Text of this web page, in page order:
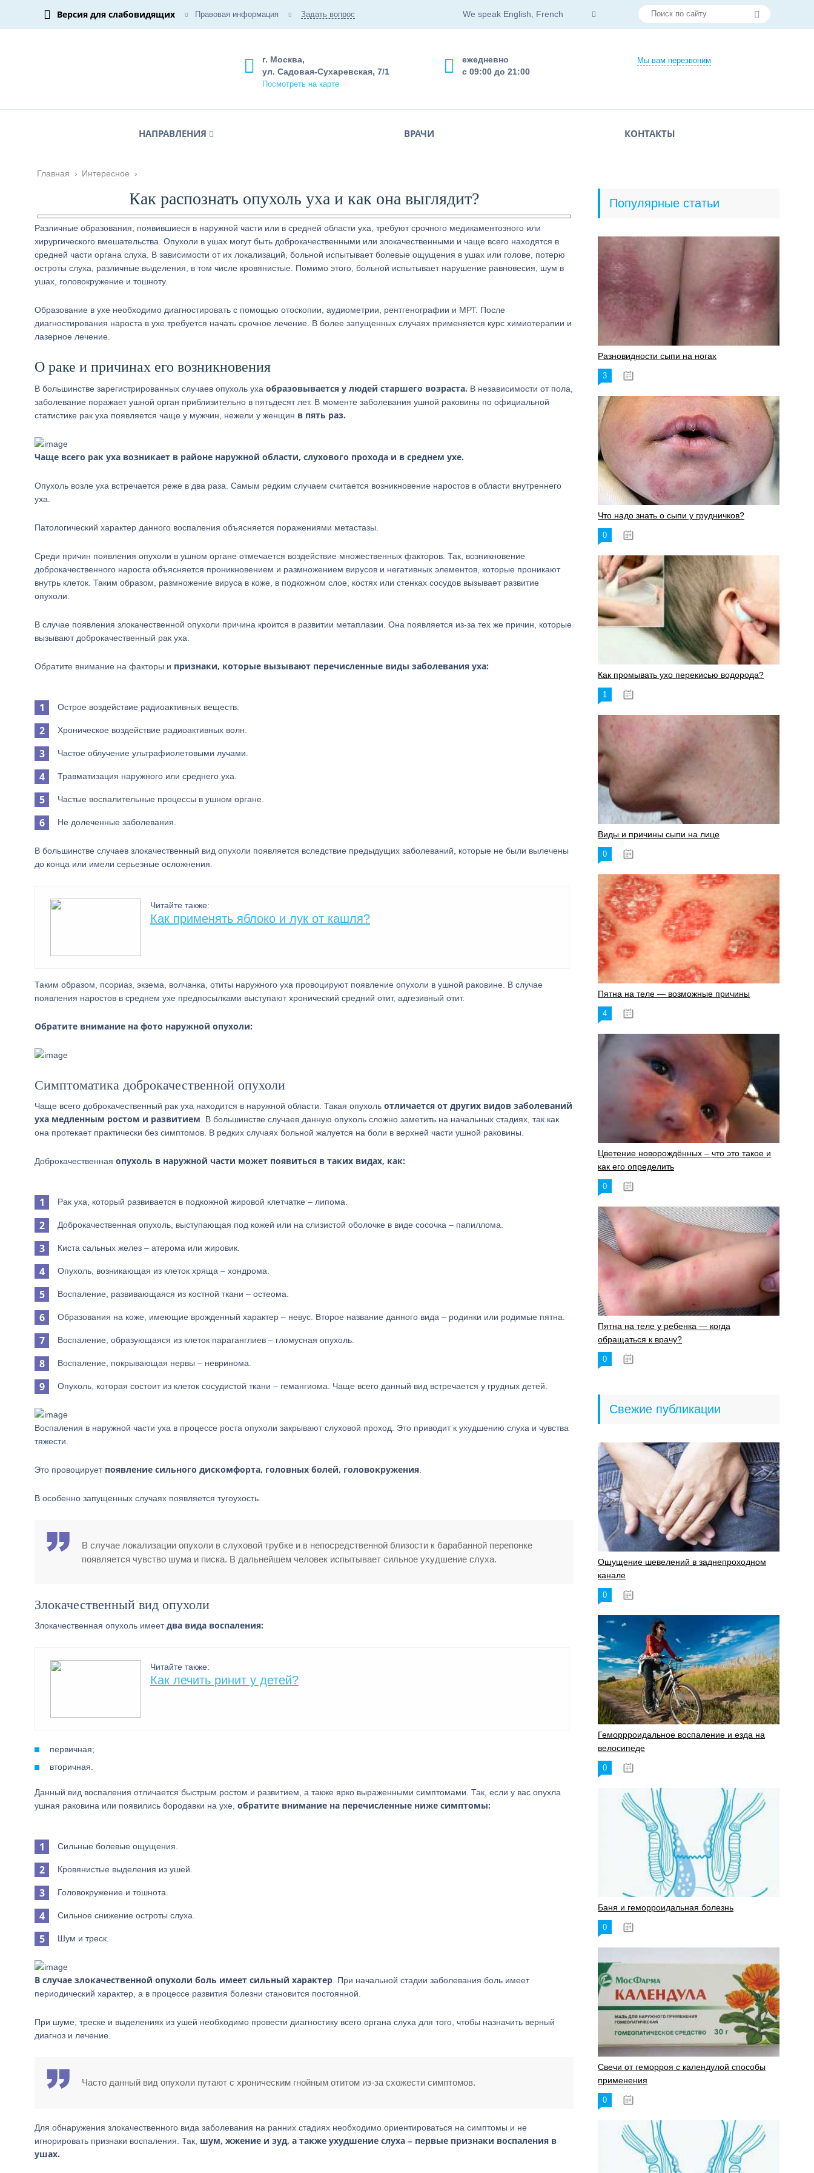
Версия для слабовидящих Правовая информация Задать вопрос We speak English, French
Мы вам перезвоним
ежедневно
с 09:00 до 21:00
г. Москва,
ул. Садовая-Сухаревская, 7/1
Посмотреть на карте
НАПРАВЛЕНИЯ ВРАЧИ КОНТАКТЫ
Главная › Интересное ›
Как распознать опухоль уха и как она выглядит?
Различные образования, появившиеся в наружной части или в средней области уха, требуют срочного медикаментозного или
хирургического вмешательства. Опухоли в ушах могут быть доброкачественными или злокачественными и чаще всего находятся в
средней части органа слуха. В зависимости от их локализаций, больной испытывает болевые ощущения в ушах или голове, потерю
остроты слуха, различные выделения, в том числе кровянистые. Помимо этого, больной испытывает нарушение равновесия, шум в
ушах, головокружение и тошноту.
Образование в ухе необходимо диагностировать с помощью отоскопии, аудиометрии, рентгенографии и МРТ. После
диагностирования нароста в ухе требуется начать срочное лечение. В более запущенных случаях применяется курс химиотерапии и
лазерное лечение.
О раке и причинах его возникновения
В большинстве зарегистрированных случаев опухоль уха образовывается у людей старшего возраста. В независимости от пола,
заболевание поражает ушной орган приблизительно в пятьдесят лет. В моменте заболевания ушной раковины по официальной
статистике рак уха появляется чаще у мужчин, нежели у женщин в пять раз.
Чаще всего рак уха возникает в районе наружной области, слухового прохода и в среднем ухе.
Опухоль возле уха встречается реже в два раза. Самым редким случаем считается возникновение наростов в области внутреннего
уха.
Патологический характер данного воспаления объясняется поражениями метастазы.
Среди причин появления опухоли в ушном органе отмечается воздействие множественных факторов. Так, возникновение
доброкачественного нароста объясняется проникновением и размножением вирусов и негативных элементов, которые проникают
внутрь клеток. Таким образом, размножение вируса в коже, в подкожном слое, костях или стенках сосудов вызывает развитие
опухоли.
В случае появления злокачественной опухоли причина кроится в развитии метаплазии. Она появляется из-за тех же причин, которые
вызывают доброкачественный рак уха.
Обратите внимание на факторы и признаки, которые вызывают перечисленные виды заболевания уха:
Острое воздействие радиоактивных веществ.
Хроническое воздействие радиоактивных волн.
Частое облучение ультрафиолетовыми лучами.
Травматизация наружного или среднего уха.
Частые воспалительные процессы в ушном органе.
Не долеченные заболевания.
В большинстве случаев злокачественный вид опухоли появляется вследствие предыдущих заболеваний, которые не были вылечены
до конца или имели серьезные осложнения.
Читайте также:
Как применять яблоко и лук от кашля?
Таким образом, псориаз, экзема, волчанка, отиты наружного уха провоцируют появление опухоли в ушной раковине. В случае
появления наростов в среднем ухе предпосылками выступают хронический средний отит, адгезивный отит.
Обратите внимание на фото наружной опухоли:
Симптоматика доброкачественной опухоли
Чаще всего доброкачественный рак уха находится в наружной области. Такая опухоль отличается от других видов заболеваний
уха медленным ростом и развитием . В большинстве случаев данную опухоль сложно заметить на начальных стадиях, так как
она протекает практически без симптомов. В редких случаях больной жалуется на боли в верхней части ушной раковины.
Доброкачественная опухоль в наружной части может появиться в таких видах, как:
Рак уха, который развивается в подкожной жировой клетчатке – липома.
Доброкачественная опухоль, выступающая под кожей или на слизистой оболочке в виде сосочка – папиллома.
Киста сальных желез – атерома или жировик.
Опухоль, возникающая из клеток хряща – хондрома.
Воспаление, развивающаяся из костной ткани – остеома.
Образования на коже, имеющие врожденный характер – невус. Второе название данного вида – родинки или родимые пятна.
Воспаление, образующаяся из клеток параганглиев – гломусная опухоль.
Воспаление, покрывающая нервы – невринома.
Опухоль, которая состоит из клеток сосудистой ткани – гемангиома. Чаще всего данный вид встречается у грудных детей.
Воспаления в наружной части уха в процессе роста опухоли закрывают слуховой проход. Это приводит к ухудшению слуха и чувства
тяжести.
Это провоцирует появление сильного дискомфорта, головных болей, головокружения
В особенно запущенных случаях появляется тугоухость.
В случае локализации опухоли в слуховой трубке и в непосредственной близости к барабанной перепонке
появляется чувство шума и писка. В дальнейшем человек испытывает сильное ухудшение слуха.
Злокачественный вид опухоли
Злокачественная опухоль имеетдва вида воспаления:
Читайте также:
Как лечить ринит у детей?
первичная;
вторичная.
Данный вид воспаления отличается быстрым ростом и развитием, а также ярко выраженными симптомами. Так, если у вас опухла
ушная раковина или появились бородавки на ухе, обратите внимание на перечисленные ниже симптомы:
Сильные болевые ощущения.
Кровянистые выделения из ушей.
Головокружение и тошнота.
Сильное снижение остроты слуха.
Шум и треск.
В случае злокачественной опухоли боль имеет сильный характер . При начальной стадии заболевания боль имеет
периодический характер, а в процессе развития болезни становится постоянной.
При шуме, треске и выделениях из ушей необходимо провести диагностику всего органа слуха для того, чтобы назначить верный
диагноз и лечение.
Часто данный вид опухоли путают с хроническим гнойным отитом из-за схожести симптомов.
Для обнаружения злокачественного вида заболевания на ранних стадиях необходимо ориентироваться на симптомы и не
игнорировать признаки воспаления. Так, шум, жжение и зуд, а также ухудшение слуха – первые признаки воспаления в
ушах.
Популярные статьи
Разновидности сыпи на ногах
3
Что надо знать о сыпи у грудничков?
0
Как промывать ухо перекисью водорода?
1
Виды и причины сыпи на лице
0
Пятна на теле — возможные причины
4
Цветение новорождённых – что это такое и
как его определить
0
Пятна на теле у ребенка — когда
обращаться к врачу?
0
Свежие публикации
Ощущение шевелений в заднепроходном
канале
0
Геморрроидальное воспаление и езда на
велосипеде
0
Баня и геморроидальная болезнь
0
Свечи от геморроя с календулой способы
применения
0